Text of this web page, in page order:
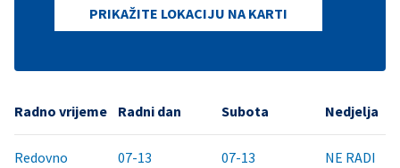
PRIKAŽITE LOKACIJU NA KARTI
Radno vrijeme Radni dan Subota Nedjelja
Redovno 07-13 07-13 NE RADI